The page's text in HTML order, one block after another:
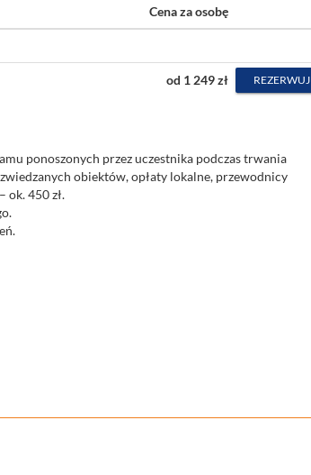
Cena za osobę
od 1 249 zł REZERWUJ
ponoszonych przez uczestnika podczas trwania
obiektów, opłaty lokalne, przewodnicy
ok. 450 zł.